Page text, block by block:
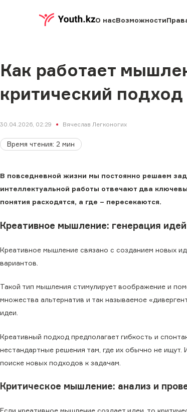
О насВозможности
Как работает
критический подход
30.04.2026, 02:29 Вячеслав Легконогих
Время чтения: 2 мин
В повседневной жизни мы постоянно решаем
интеллектуальной работы отвечают два
понятия расходятся, а где – пересекаются.
Креативное мышление: генерация
Креативное мышление связано с созданием новых
вариантов.
Такой тип мышления стимулирует воображение и
множества альтернатив и так называемое
идеи.
Креативный подход предполагает гибкость и
нестандартные решения там, где их обычно не ищут.
поиске новых подходов к задачам.
Критическое мышление: анализ и